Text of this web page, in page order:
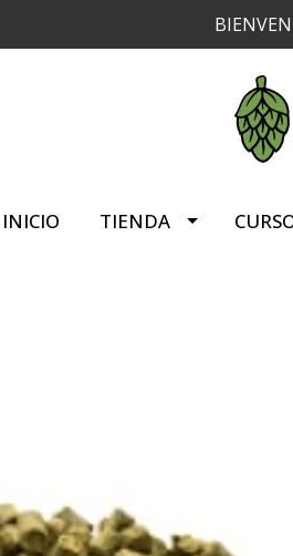
INICIO TIENDA